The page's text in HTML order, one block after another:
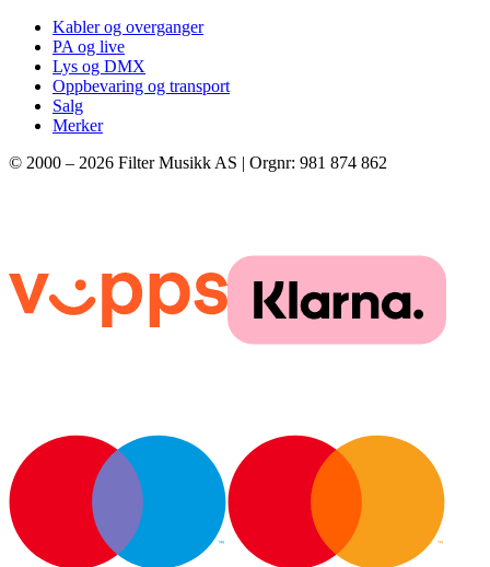
Kabler og overganger
PA og live
Lys og DMX
Oppbevaring og transport
Salg
Merker
© 2000 – 2026 Filter Musikk AS | Orgnr: 981 874 862